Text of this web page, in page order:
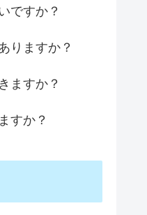
ですか？
りますか？
ますか？
すか？